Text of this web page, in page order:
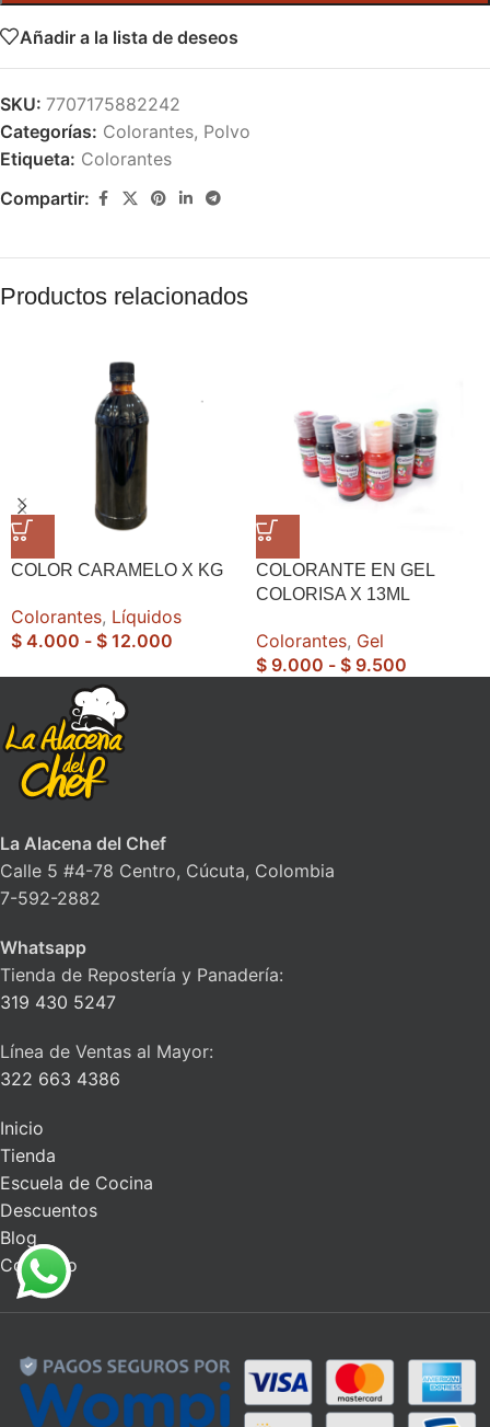
Añadir a la lista de deseos
SKU: 7707175882242
Categorías: Colorantes, Polvo
Etiqueta: Colorantes
Compartir:
Productos relacionados
COLOR CARAMELO X KG
Colorantes, Líquidos
$ 4.000 - $ 12.000
COLORANTE EN GEL
COLORISA X 13ML
Colorantes, Gel
$ 9.000 - $ 9.500
La Alacena del Chef
Calle 5 #4-78 Centro, Cúcuta, Colombia
7-592-2882
Whatsapp
Tienda de Repostería y Panadería:
319 430 5247
Línea de Ventas al Mayor:
322 663 4386
Inicio
Tienda
Escuela de Cocina
Descuentos
Blog
Contacto